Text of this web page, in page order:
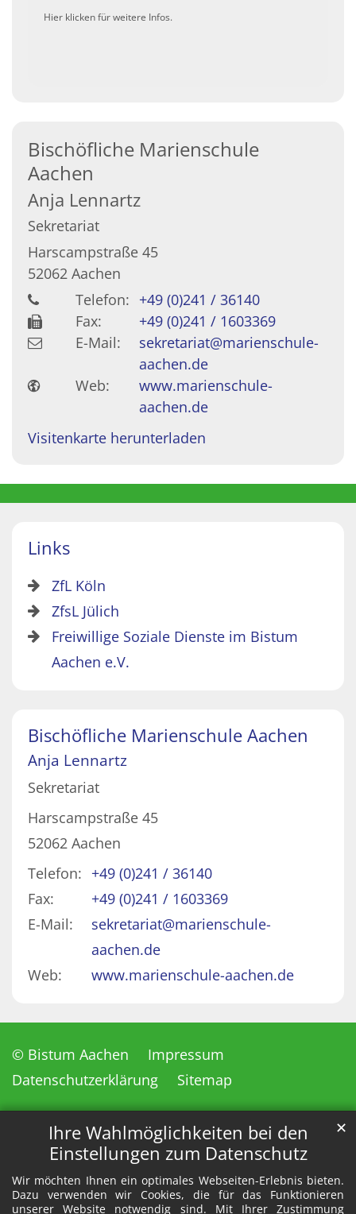
Ihre Wahlmöglichkeiten bei den
Einstellungen zum Datenschutz
Wir möchten Ihnen ein optimales Webseiten-Erlebnis bieten.
Dazu verwenden wir Cookies, die für das Funktionieren
unserer Website notwendig sind. Mit Ihrer Zustimmung
✕
Hier klicken für weitere Infos.
Bischöfliche Marienschule
Aachen
Anja Lennartz
Sekretariat
Harscampstraße 45
52062 Aachen
Telefon: +49 (0)241 / 36140
Fax:
+49 (0)241 / 1603369
E-Mail:
sekretariat@marienschule-
aachen.de
Web:
www.marienschule-
aachen.de
Visitenkarte herunterladen
Links
ZfL Köln
ZfsL Jülich
Freiwillige Soziale Dienste im Bistum
Aachen e.V.
Bischöfliche Marienschule Aachen
Anja Lennartz
Sekretariat
Harscampstraße 45
52062 Aachen
Telefon: +49 (0)241 / 36140
Fax:
+49 (0)241 / 1603369
E-Mail:
sekretariat@marienschule-
aachen.de
Web:
www.marienschule-aachen.de
© Bistum Aachen
Impressum
Datenschutzerklärung
Sitemap